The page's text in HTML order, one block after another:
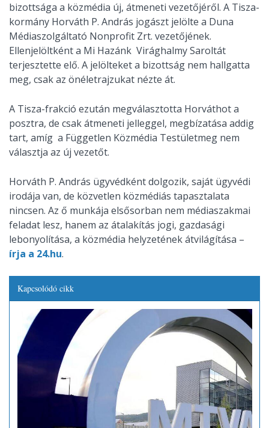
bizottsága a közmédia új, átmeneti vezetőjéről. A Tisza-
kormány Horváth P. András jogászt jelölte a Duna
Médiaszolgáltató Nonprofit Zrt. vezetőjének.
Ellenjelöltként a Mi Hazánk Virághalmy Saroltát
terjesztette elő. A jelölteket a bizottság nem hallgatta
meg, csak az önéletrajzukat nézte át.
A Tisza-frakció ezután megválasztotta Horváthot a
posztra, de csak átmeneti jelleggel, megbízatása addig
tart, amíg a Független Közmédia Testületmeg nem
választja az új vezetőt.
Horváth P. András ügyvédként dolgozik, saját ügyvédi
irodája van, de közvetlen közmédiás tapasztalata
nincsen. Az ő munkája elsősorban nem médiaszakmai
feladat lesz, hanem az átalakítás jogi, gazdasági
lebonyolítása, a közmédia helyzetének átvilágítása –
írja a 24.hu.
Kapcsolódó cikk